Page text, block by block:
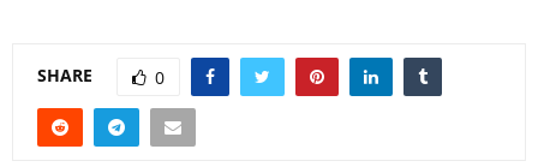
SHARE 0